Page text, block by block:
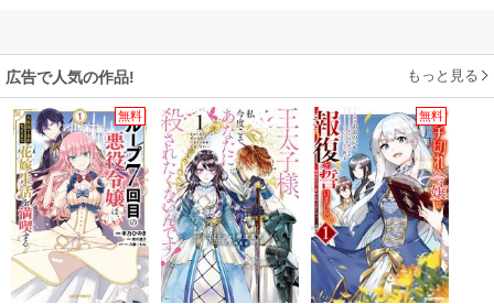
広告で人気の作品! もっと見る
無料 無料